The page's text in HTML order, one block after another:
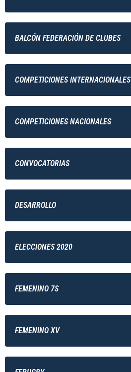
BALCÓN FEDERACIÓN DE CLUBES
COMPETICIONES INTERNACIONALES
COMPETICIONES NACIONALES
CONVOCATORIAS
DESARROLLO
ELECCIONES 2020
FEMENINO 7S
FEMENINO XV